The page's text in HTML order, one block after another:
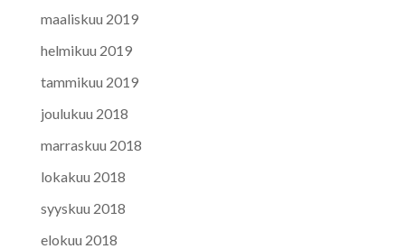
maaliskuu 2019
helmikuu 2019
tammikuu 2019
joulukuu 2018
marraskuu 2018
lokakuu 2018
syyskuu 2018
elokuu 2018